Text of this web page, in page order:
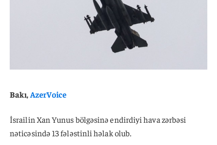
Bakı,AzerVoice
İsrailin Xan Yunus bölgəsinə endirdiyi hava zərbəsi
nəticəsində 13 fələstinli həlak olub.